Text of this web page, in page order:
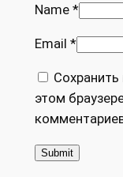
Name *
Email *
этом